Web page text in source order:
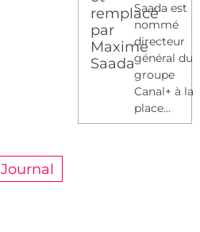
Saada est
nommé
directeur
général du
groupe
Canal+ à la
place...